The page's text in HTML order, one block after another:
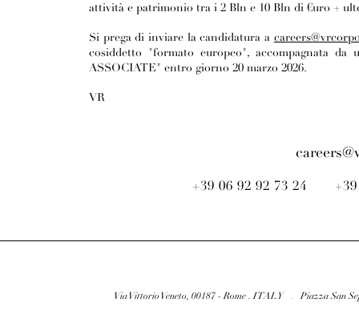
attività e patrimonio tra i 2 Bln e 10 Bln di €uro +
Si prega di inviare la candidatura a
cosiddetto "formato europeo", accompagnata
ASSOCIATE" entro giorno 20 marzo 2026.
VR
+39 06 92 92 73 24
Via Vittorio Veneto, 00187 - Rome . ITALY.Piazza San